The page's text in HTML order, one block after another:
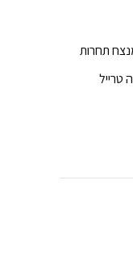
תחרות
טרייל